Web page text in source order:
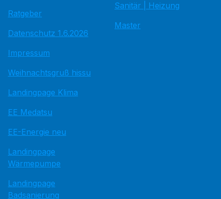
Ratgeber
Datenschutz 1.6.2026
Impressum
Weihnachtsgruß hissu
Landingpage Klima
EE Medatsu
EE-Energie neu
Landingpage
Wärmepumpe
Landingpage
Badsanierung
Sanitär | Heizung
Master